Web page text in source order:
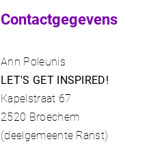
Contactgegevens
Ann Poleunis
LET'S GET INSPIRED!
Kapelstraat 67
2520 Broechem
(deelgemeente Ranst)​